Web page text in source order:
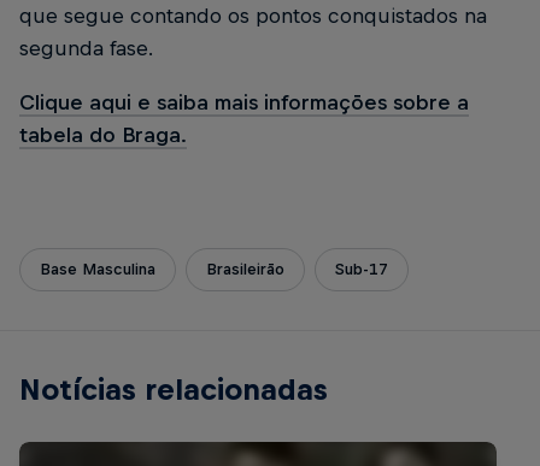
que segue contando os pontos conquistados na
segunda fase.
Clique aqui e saiba mais informações sobre a
tabela do Braga.
Base Masculina Brasileirão Sub-17
Notícias relacionadas